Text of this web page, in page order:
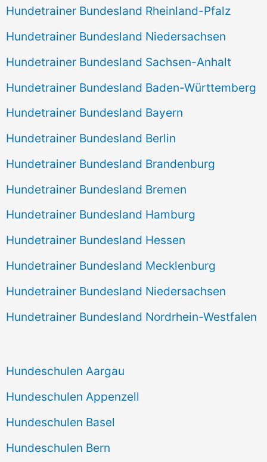
Hundetrainer Bundesland Rheinland-Pfalz
Hundetrainer Bundesland Niedersachsen
Hundetrainer Bundesland Sachsen-Anhalt
Hundetrainer Bundesland Baden-Württemberg
Hundetrainer Bundesland Bayern
Hundetrainer Bundesland Berlin
Hundetrainer Bundesland Brandenburg
Hundetrainer Bundesland Bremen
Hundetrainer Bundesland Hamburg
Hundetrainer Bundesland Hessen
Hundetrainer Bundesland Mecklenburg
Hundetrainer Bundesland Niedersachsen
Hundetrainer Bundesland Nordrhein-Westfalen
Hundeschulen Aargau
Hundeschulen Appenzell
Hundeschulen Basel
Hundeschulen Bern